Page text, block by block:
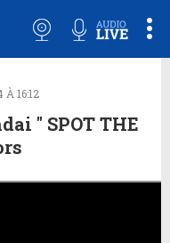
16:12
" SPOT THE